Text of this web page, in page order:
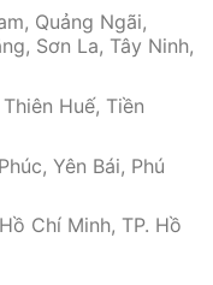
Quảng Ngãi,
Sơn La, Tây Ninh,
Huế, Tiền
Yên Bái, Phú
Chí Minh, TP. Hồ